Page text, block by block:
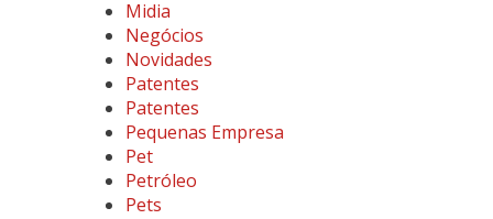
Midia
Negócios
Novidades
Patentes
Patentes
Pequenas Empresa
Pet
Petróleo
Pets